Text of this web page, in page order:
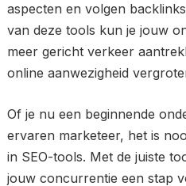
aspecten en volgen
van deze tools kun je jouw
meer gericht verkeer
online aanwezigheid
Of je nu een beginnende
ervaren marketeer, het is
in SEO-tools. Met de juiste
jouw concurrentie een stap